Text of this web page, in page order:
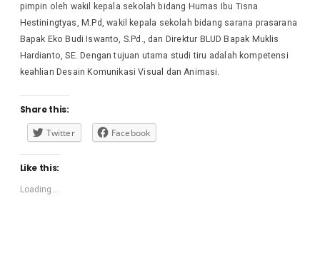
pimpin oleh wakil kepala sekolah bidang Humas Ibu Tisna
Hestiningtyas, M.Pd, wakil kepala sekolah bidang sarana prasarana
Bapak Eko Budi Iswanto, S.Pd., dan Direktur BLUD Bapak Muklis
Hardianto, SE. Dengan tujuan utama studi tiru adalah kompetensi
keahlian Desain Komunikasi Visual dan Animasi.
Share this:
Twitter
Facebook
Like this:
Loading...